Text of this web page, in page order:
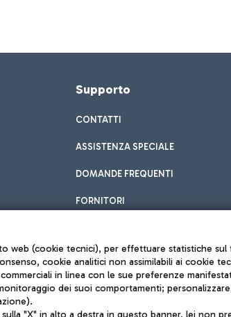
Supporto
CONTATTI
ASSISTENZA SPECIALE
DOMANDE FREQUENTI
FORNITORI
web (cookie tecnici), per effettuare statistiche
cookie analitici non assimilabili ai cookie
in linea con le sue preferenze
dei suoi comportamenti;
sulla "X" in alto a destra in questo banner, lei non